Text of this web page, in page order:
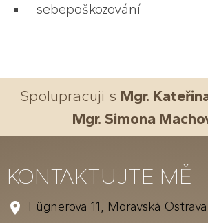
sebepoškozování
Spolupracuji s Mgr.
Mgr. Simona
KONTAKTUJTE MĚ
Fügnerova 11, Moravská